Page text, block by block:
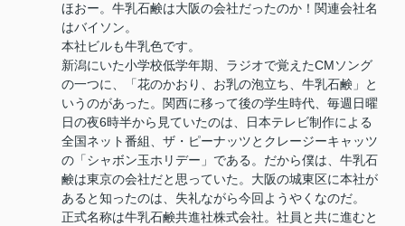
ほおー。牛乳石鹸は大阪の会社だったのか！関連会社名
はバイソン。
本社ビルも牛乳色です。
新潟にいた小学校低学年期、ラジオで覚えたCMソング
の一つに、「花のかおり、お乳の泡立ち、牛乳石鹸」と
いうのがあった。関西に移って後の学生時代、毎週日曜
日の夜6時半から見ていたのは、日本テレビ制作による
全国ネット番組、ザ・ピーナッツとクレージーキャッツ
の「シャボン玉ホリデー」である。だから僕は、牛乳石
鹸は東京の会社だと思っていた。大阪の城東区に本社が
あると知ったのは、失礼ながら今回ようやくなのだ。
正式名称は牛乳石鹸共進社株式会社。社員と共に進むと